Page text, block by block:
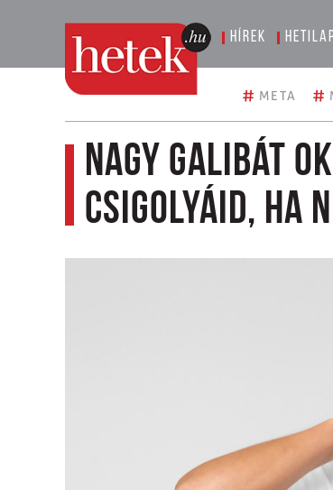
Hírek
# META #
Nagy galibát
csigolyáid, ha